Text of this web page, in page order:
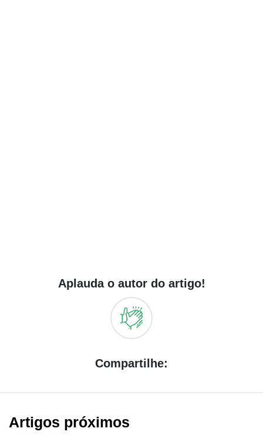
Aplauda o autor do artigo!
Compartilhe:
Artigos próximos